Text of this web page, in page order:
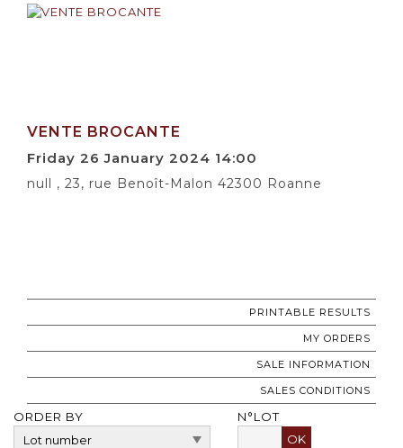
VENTE BROCANTE
Friday 26 January 2024 14:00
null , 23, rue Benoît-Malon 42300 Roanne
PRINTABLE RESULTS
MY ORDERS
SALE INFORMATION
SALES CONDITIONS
ORDER BY
N°LOT
OK